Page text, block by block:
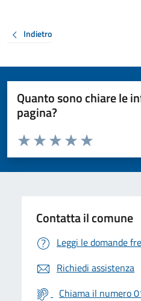
Indietro
Quanto sono chiare le
pagina?
Valuta da 1 a 5 stelle la pagina
Valuta 5 stelle
Valuta 4 stelle su 5
Valuta 3 stelle su 5
Valuta 2 stelle su 5
Valuta 1 stelle su 5
Contatta il comune
Leggi le domande
Richiedi assistenza
Chiama il numero